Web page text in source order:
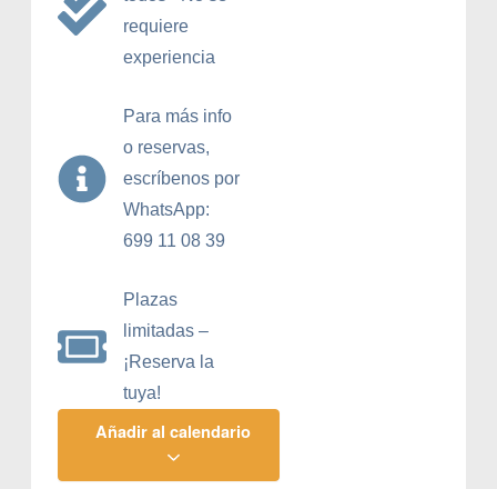
requiere
experiencia
Para más info
o reservas,
escríbenos por
WhatsApp:
699 11 08 39
Plazas
limitadas –
¡Reserva la
tuya!